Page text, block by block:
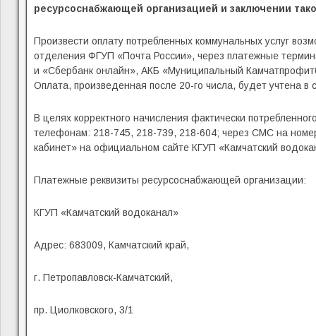
ресурсоснабжающей организацией и заключении
Произвести оплату потребленных коммунальных услуг
отделения ФГУП «Почта России», через платежные
и «Сбербанк онлайн», АКБ «Муниципальный
Оплата, произведенная после 20-го числа, будет учтена
В целях корректного начисления фактически
телефонам: 218-745, 218-739, 218-604; через СМС на
кабинет» на официальном сайте КГУП «Камчатский
Платежные реквизиты ресурсоснабжающей организации:
КГУП «Камчатский водоканал»
Адрес: 683009, Камчатский край,
г. Петропавловск-Камчатский,
пр. Циолковского, 3/1